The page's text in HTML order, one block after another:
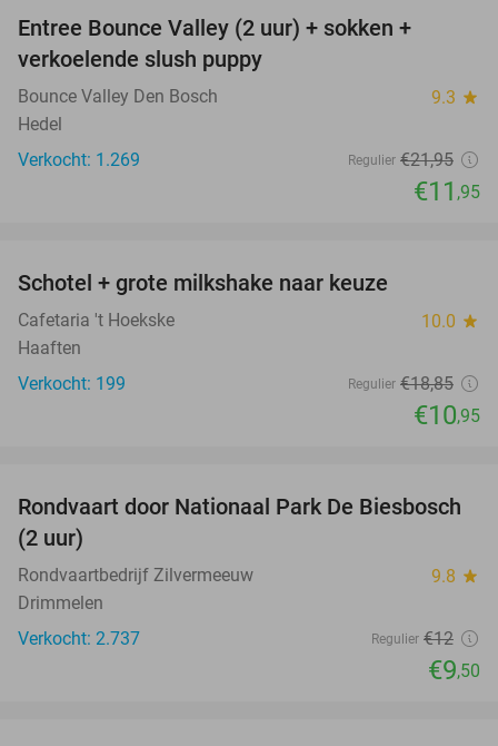
Entree Bounce Valley (2 uur) + sokken +
verkoelende slush puppy
Bounce Valley Den Bosch 9.3 star
Hedel
Verkocht: 1.269
Regulier €21,95
€11 ,95
Schotel + grote milkshake naar keuze
Cafetaria 't Hoekske 10.0 star
Haaften
Verkocht: 199
Regulier €18,85
€10,95
21%
Rondvaart door Nationaal Park De Biesbosch
(2 uur)
Rondvaartbedrijf Zilvermeeuw 9.8 star
Drimmelen
Verkocht: 2.737
Regulier €12
€9,50